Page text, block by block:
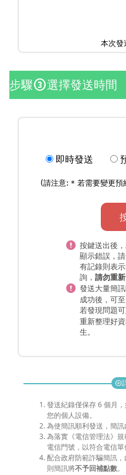
本次發
步驟counter_3選擇發送時間
即時發送
(請注意: * 若需要變更預
按鍵送出後
顯示錯誤，
有記錄則表
詢，請勿重
發送大量簡
成功後，可
若發現問題
重新整理好
生。
add_circle
發送紀錄僅保存 6 個月
您的個人設備。
為使簡訊順利發送，簡訊
為落實《電信管理法》
電信門號，以符合電信單
配合政府防範詐騙簡訊
則簡訊將不予回補點數。